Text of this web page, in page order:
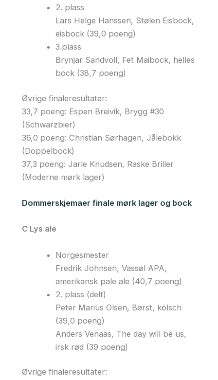
2. plass
Lars Helge Hanssen, Stølen Eisbock,
eisbock (39,0 poeng)
3.plass
Brynjar Sandvoll, Fet Maibock, helles
bock (38,7 poeng)
Øvrige finaleresultater:
33,7 poeng: Espen Breivik, Brygg #30
(Schwarzbier)
36,0 poeng: Christian Sørhagen, Jålebokk
(Doppelbock)
37,3 poeng: Jarle Knudsen, Raske Briller
(Moderne mørk lager)
Dommerskjemaer finale mørk lager og bock
C Lys ale
Norgesmester
Fredrik Johnsen, Vassøl APA,
amerikansk pale ale (40,7 poeng)
2. plass (delt)
Peter Marius Olsen, Børst, kölsch
(39,0 poeng)
Anders Venaas, The day will be us,
irsk rød (39 poeng)
Øvrige finaleresultater: